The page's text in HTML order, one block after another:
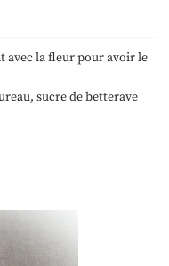
désinscrire à tout moment en
avec la fleur pour avoir le
sucre de betterave